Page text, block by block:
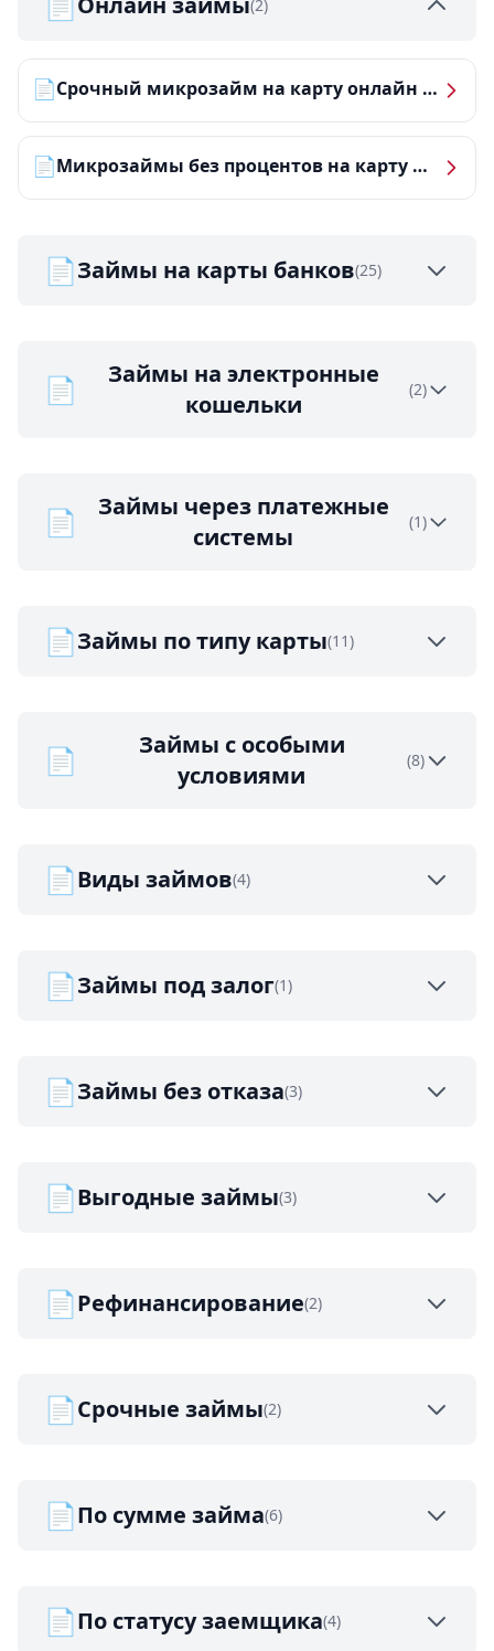
(2)
📄 Срочный микрозайм на карту онлайн — получить деньги за 5 минут
📄 Микрозаймы без процентов на карту — ТОП-10 за 2026 год
📄Займы на карты банков(25)
📄
Займы на электронные
кошельки
(2)
📄
Займы через платежные
системы
(1)
📄Займы по типу карты(11)
📄
Займы с особыми
условиями
(8)
📄Виды займов(4)
📄Займы под залог(1)
📄Займы без отказа(3)
📄Выгодные займы(3)
📄Рефинансирование(2)
📄Срочные займы(2)
📄По сумме займа(6)
📄По статусу заемщика(4)